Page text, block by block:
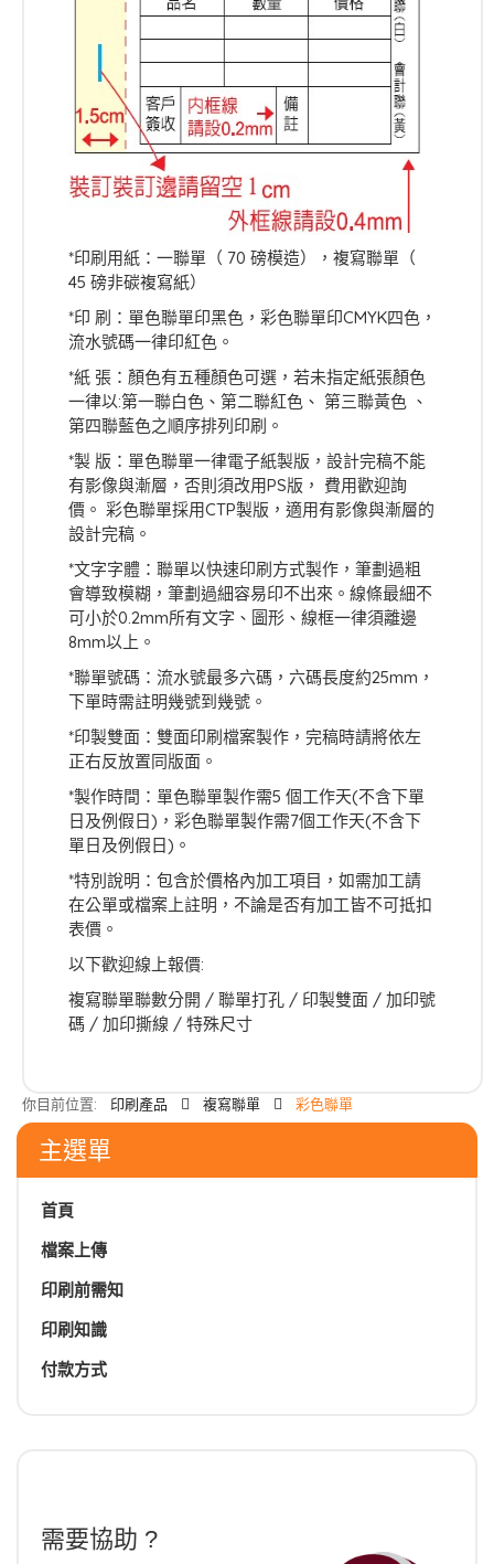
*印刷用紙：一聯單（ 70 磅模造），複寫聯單（
45 磅非碳複寫紙）
*印 刷：單色聯單印黑色，彩色聯單印CMYK四色，
流水號碼一律印紅色。
*紙 張：顏色有五種顏色可選，若未指定紙張顏色
一律以:第一聯白色、第二聯紅色、 第三聯黃色 、
第四聯藍色之順序排列印刷。
*製 版：單色聯單一律電子紙製版，設計完稿不能
有影像與漸層，否則須改用PS版， 費用歡迎詢
價。 彩色聯單採用CTP製版，適用有影像與漸層的
設計完稿。
*文字字體：聯單以快速印刷方式製作，筆劃過粗
會導致模糊，筆劃過細容易印不出來。線條最細不
可小於0.2mm所有文字、圖形、線框一律須離邊
8mm以上。
*聯單號碼：流水號最多六碼，六碼長度約25mm，
下單時需註明幾號到幾號。
*印製雙面：雙面印刷檔案製作，完稿時請將依左
正右反放置同版面。
*製作時間：單色聯單製作需5 個工作天(不含下單
日及例假日)，彩色聯單製作需7個工作天(不含下
單日及例假日)。
*特別說明：包含於價格內加工項目，如需加工請
在公單或檔案上註明，不論是否有加工皆不可抵扣
表價。
以下歡迎線上報價:
複寫聯單聯數分開 / 聯單打孔 / 印製雙面 / 加印號
碼 / 加印撕線 / 特殊尺寸
你目前位置: 印刷產品 複寫聯單 彩色聯單
主選單
首頁
檔案上傳
印刷前需知
印刷知識
付款方式
需要協助 ?